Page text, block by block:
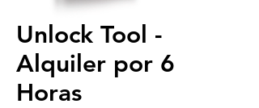
Unlock Tool -
Alquiler por 6
Horas